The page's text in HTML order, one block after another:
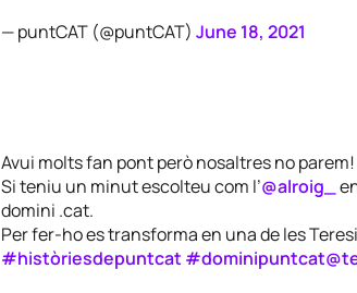
— puntCAT (@puntCAT) June 18, 2021
Avui molts fan pont però nosaltres no parem!
Si teniu un minut escolteu com l’@alroig_
domini .cat.
Per fer-ho es transforma en una de les
#històriesdepuntcat #dominipuntcat